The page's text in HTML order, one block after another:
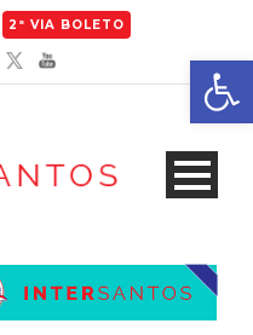
2ª VIA BOLETO
Abrir